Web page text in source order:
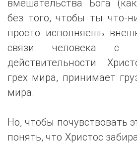
вмешательства Бога
без того, чтобы ты что-
просто исполняешь
связи человека
действительности
грех мира, принимает
мира.
Но, чтобы почувствовать
понять, что Христос